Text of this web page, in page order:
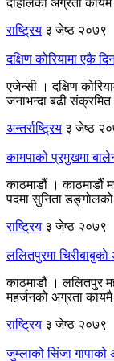
राष्ट्रिय ३ जेष्ठ २०७९
दक्षिण कोरियामा एकै
एजेन्सी । दक्षिण
जनाभन्दा बढी
अन्तर्राष्ट्रिय ३ जेष्ठ
कामपाको प्रमुखमा
काठमाडौं । काठमाडौं
पदमा सुनिता
राष्ट्रिय ३ जेष्ठ २०७९
ललितपुरमा
काठमाडौं । ललितपुर
महर्जनको अग्रता
राष्ट्रिय ३ जेष्ठ २०७९
जुम्लाको सिंजा गापाको